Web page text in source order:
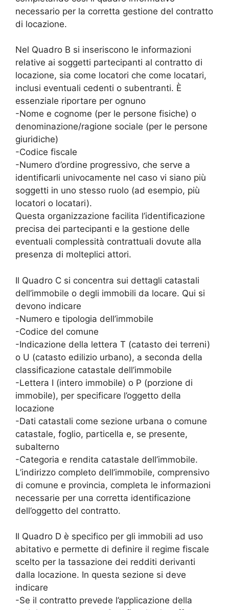
necessario per la corretta gestione del contratto
di locazione.
Nel Quadro B si inseriscono le informazioni
relative ai soggetti partecipanti al contratto di
locazione, sia come locatori che come locatari,
inclusi eventuali cedenti o subentranti. È
essenziale riportare per ognuno
-Nome e cognome (per le persone fisiche) o
denominazione/ragione sociale (per le persone
giuridiche)
-Codice fiscale
-Numero d’ordine progressivo, che serve a
identificarli univocamente nel caso vi siano più
soggetti in uno stesso ruolo (ad esempio, più
locatori o locatari).
Questa organizzazione facilita l’identificazione
precisa dei partecipanti e la gestione delle
eventuali complessità contrattuali dovute alla
presenza di molteplici attori.
Il Quadro C si concentra sui dettagli catastali
dell’immobile o degli immobili da locare. Qui si
devono indicare
-Numero e tipologia dell’immobile
-Codice del comune
-Indicazione della lettera T (catasto dei terreni)
o U (catasto edilizio urbano), a seconda della
classificazione catastale dell’immobile
-Lettera I (intero immobile) o P (porzione di
immobile), per specificare l’oggetto della
locazione
-Dati catastali come sezione urbana o comune
catastale, foglio, particella e, se presente,
subalterno
-Categoria e rendita catastale dell’immobile.
L’indirizzo completo dell’immobile, comprensivo
di comune e provincia, completa le informazioni
necessarie per una corretta identificazione
dell’oggetto del contratto.
Il Quadro D è specifico per gli immobili ad uso
abitativo e permette di definire il regime fiscale
scelto per la tassazione dei redditi derivanti
dalla locazione. In questa sezione si deve
indicare
-Se il contratto prevede l’applicazione della